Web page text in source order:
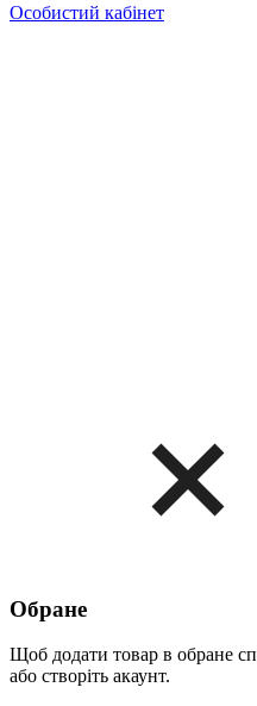
Особистий кабінет
Обране
Щоб додати товар в обране
або створіть акаунт.